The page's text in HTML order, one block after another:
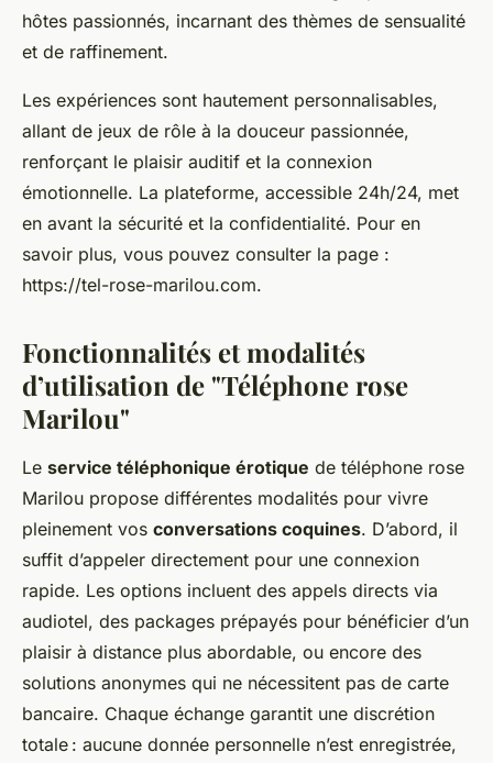
hôtes passionnés, incarnant des thèmes de sensualité
et de raffinement.
Les expériences sont hautement personnalisables,
allant de jeux de rôle à la douceur passionnée,
renforçant le plaisir auditif et la connexion
émotionnelle. La plateforme, accessible 24h/24, met
en avant la sécurité et la confidentialité. Pour en
savoir plus, vous pouvez consulter la page :
https://tel-rose-marilou.com.
Fonctionnalités et modalités
d’utilisation de "Téléphone rose
Marilou"
Le service téléphonique érotique de téléphone rose
Marilou propose différentes modalités pour vivre
pleinement vos conversations coquines. D’abord, il
suffit d’appeler directement pour une connexion
rapide. Les options incluent des appels directs via
audiotel, des packages prépayés pour bénéficier d’un
plaisir à distance plus abordable, ou encore des
solutions anonymes qui ne nécessitent pas de carte
bancaire. Chaque échange garantit une discrétion
totale : aucune donnée personnelle n’est enregistrée,